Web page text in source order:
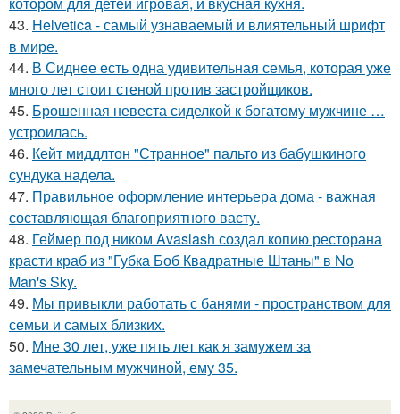
43. Helvetica - самый узнаваемый и влиятельный шрифт
в мире.
44. В Сиднее есть одна удивительная семья, которая уже
много лет стоит стеной против застройщиков.
45. Брошенная невеста сиделкой к богатому мужчине …
устроилась.
46. Кейт миддлтон "Странное" пальто из бабушкиного
сундука надела.
47. Правильное оформление интерьера дома - важная
составляющая благоприятного васту.
48. Геймер под ником Avaslash создал копию ресторана
красти краб из "Губка Боб Квадратные Штаны" в No
Man's Sky.
49. Мы привыкли работать с банями - пространством для
семьи и самых близких.
50. Мне 30 лет, уже пять лет как я замужем за
замечательным мужчиной, ему 35.